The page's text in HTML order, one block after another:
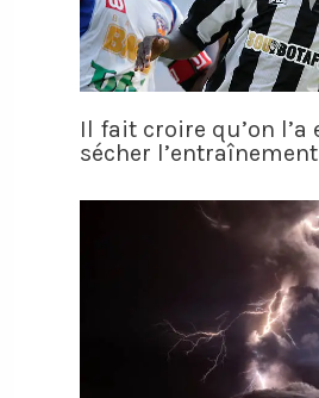
Il fait croire qu’on l’a
sécher l’entraînement